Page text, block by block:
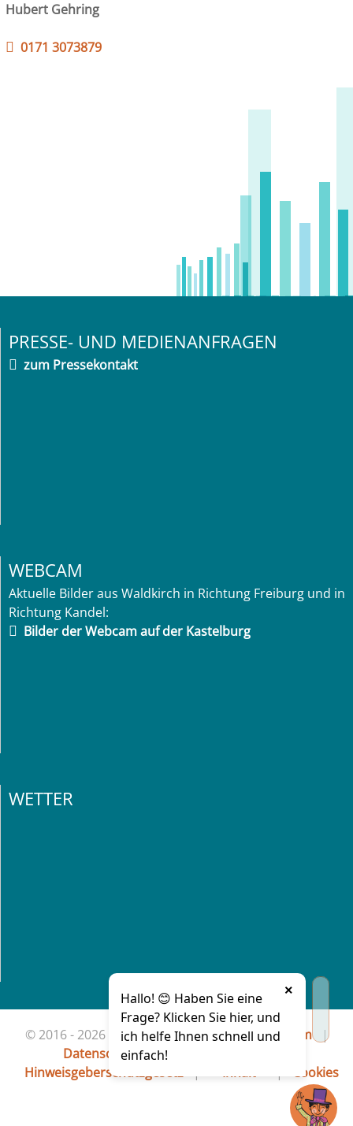
Hubert Gehring
0171 3073879
PRESSE- UND MEDIENANFRAGEN
zum Pressekontakt
WEBCAM
Aktuelle Bilder aus Waldkirch in Richtung Freiburg und in
Richtung Kandel:
Bilder der Webcam auf der Kastelburg
WETTER
© 2016 - 2026 Stadt Waldkirch | Impressum|
Datenschutz|
Hinweisgeberschutzgesetz| Inhalt | Cookies
Hallo! 😊 Haben Sie eine
Frage? Klicken Sie hier, und
ich helfe Ihnen schnell und
einfach!
×